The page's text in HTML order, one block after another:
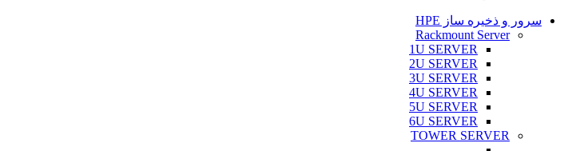
سرور و ذخیره ساز HPE
Rackmount Server
1U SERVER
2U SERVER
3U SERVER
4U SERVER
5U SERVER
6U SERVER
TOWER SERVER